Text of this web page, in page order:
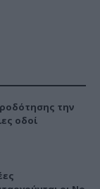
την
οδοί